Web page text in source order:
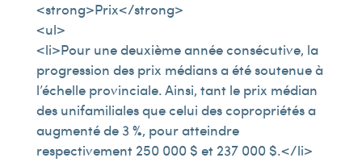
<strong>Prix</strong>
<ul>
<li>Pour une deuxième année consécutive, la
progression des prix médians a été soutenue à
l’échelle provinciale. Ainsi, tant le prix médian
des unifamiliales que celui des copropriétés a
augmenté de 3 %, pour atteindre
respectivement 250 000 $ et 237 000 $.</li>